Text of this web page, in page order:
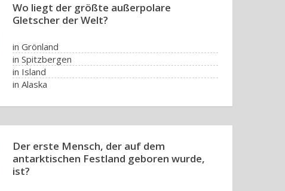
Wo liegt der größte außerpolare
Gletscher der Welt?
in Grönland
in Spitzbergen
in Island
in Alaska
Der erste Mensch, der auf dem
antarktischen Festland geboren wurde,
ist?